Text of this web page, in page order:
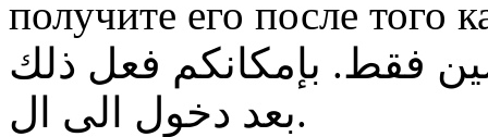
получите его после того
فقط. بإمكانكم فعل ذلك
بعد دخول الى ال.